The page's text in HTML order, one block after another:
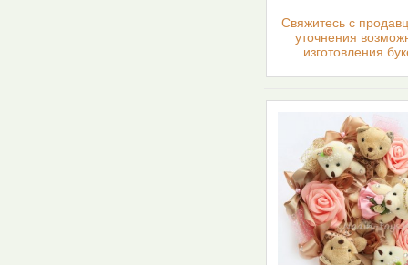
Cвяжитесь с
уточнения
изготовления